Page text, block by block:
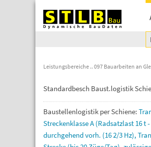
Leistungsbereiche 097 Bauarbeiten an
Standardbesch Baust.logistik
Baustellenlogistik perSchiene:
StreckenklasseA (Radsatzlast 16t-
durchgehendvorh. (162/3 Hz),